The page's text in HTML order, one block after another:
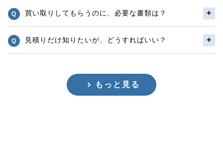
買い取りしてもらうのに、必要な書類は？
見積りだけ知りたいが、どうすればいい？
もっと見る